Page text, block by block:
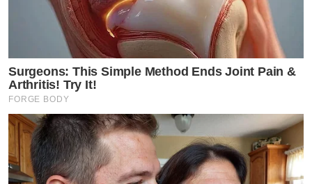
Surgeons: This Simple Method Ends Joint Pain &
Arthritis! Try It!
FORGE BODY